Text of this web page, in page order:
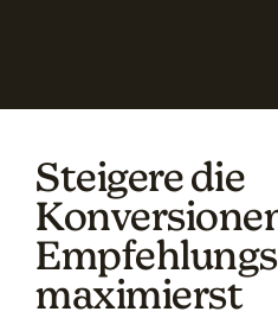
Steigere die
maximierst